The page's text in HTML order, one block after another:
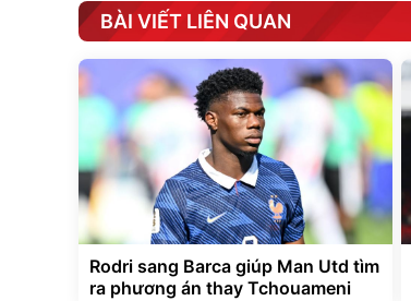
BÀI VIẾT LIÊN QUAN
Rodri sang Barca giúp Man Utd tìm
ra phương án thay Tchouameni